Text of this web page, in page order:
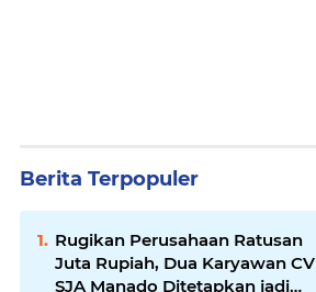
Berita Terpopuler
Rugikan Perusahaan Ratusan
Juta Rupiah, Dua Karyawan CV
SJA Manado Ditetapkan jadi